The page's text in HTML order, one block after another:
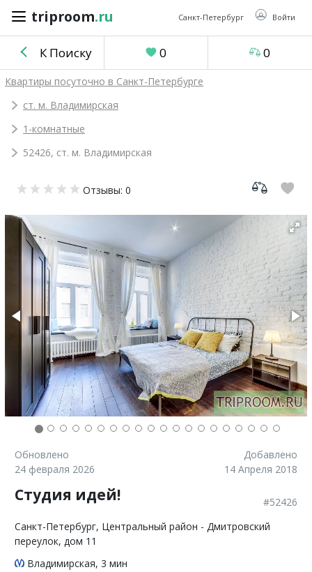
triproom.ru Санкт-Петербург Войти
triproom .ru
Российский
Войти / Зарегистрироваться
объявление
Сравнение
К Поиску 0 0
Квартиры посуточно в Санкт-Петербурге
ст. м. Владимирская
1-комнатные
52426, ст. м. Владимирская
Отзывы: 0
Обновлено
24 февраля 2026
Добавлено
14 Апреля 2018
Студия идей!
#52426
Санкт-Петербург, Центральный район - Дмитровский
переулок, дом 11
Владимирская, 3 мин